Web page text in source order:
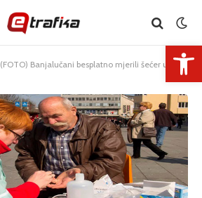
(FOTO) Banjalučani besplatno mjerili šećer u krvi